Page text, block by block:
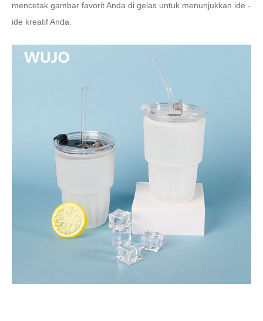
mencetak gambar favorit Anda di gelas untuk menunjukkan ide -
ide kreatif Anda.